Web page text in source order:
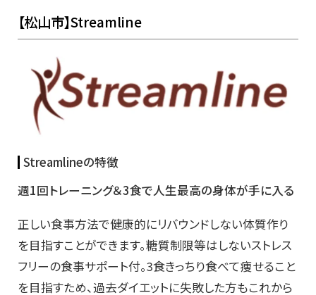
【松山市】Streamline
Streamlineの特徴
週1回トレーニング＆3食で人生最高の身体が手に入る
正しい食事方法で健康的にリバウンドしない体質作り
を目指すことができます。糖質制限等はしないストレス
フリーの食事サポート付。3食きっちり食べて痩せること
を目指すため、過去ダイエットに失敗した方もこれから